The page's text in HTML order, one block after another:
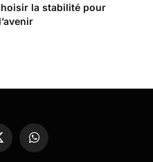
la stabilité pour
WhatsApp